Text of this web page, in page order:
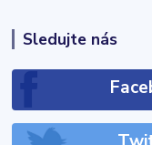
Sledujte nás